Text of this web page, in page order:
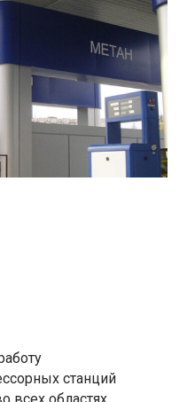
станций